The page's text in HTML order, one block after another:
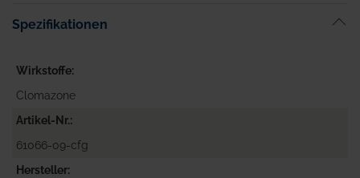
Spezifikationen
Wirkstoffe
Clomazone
Artikel-Nr.
61066-09-cfg
Hersteller